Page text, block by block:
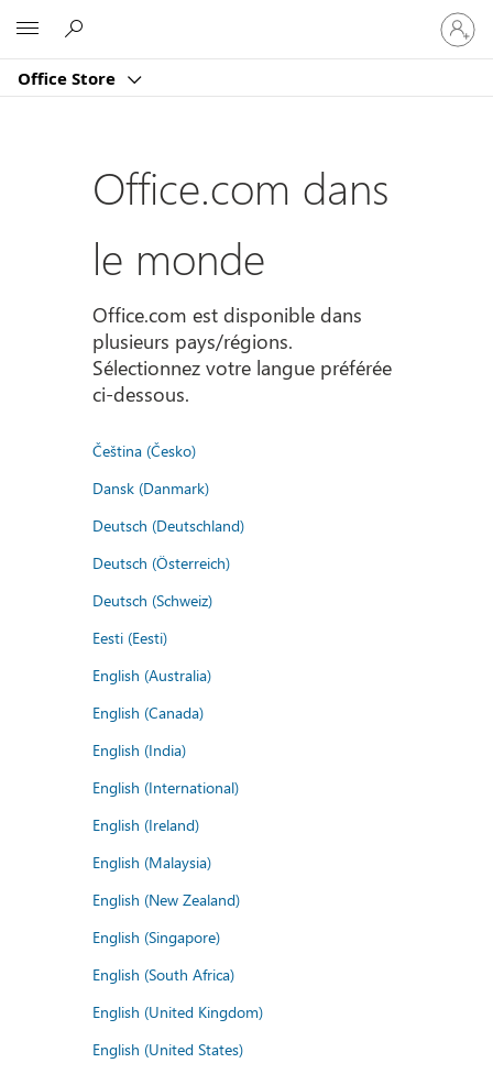
Office Store
vous
à
compte
Office.com dans
le monde
Office.com est disponible dans
plusieurs pays/régions.
Sélectionnez votre langue préférée
ci-dessous.
Čeština (Česko)
Dansk (Danmark)
Deutsch (Deutschland)
Deutsch (Österreich)
Deutsch (Schweiz)
Eesti (Eesti)
English (Australia)
English (Canada)
English (India)
English (International)
English (Ireland)
English (Malaysia)
English (New Zealand)
English (Singapore)
English (South Africa)
English (United Kingdom)
English (United States)